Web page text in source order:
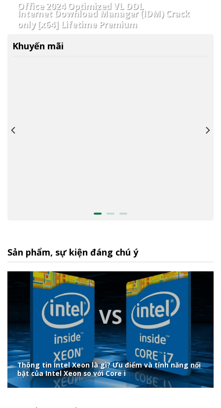
Office 2024 Optimized VL DDL
Internet Download Manager (IDM) Crack
only [x64] Lifetime Premium
Khuyến mãi
Sản phẩm, sự kiện đáng chú ý
Thông tin Intel Xeon là gì? Ưu điểm và tính năng nổi
bật của Intel Xeon so với Core i